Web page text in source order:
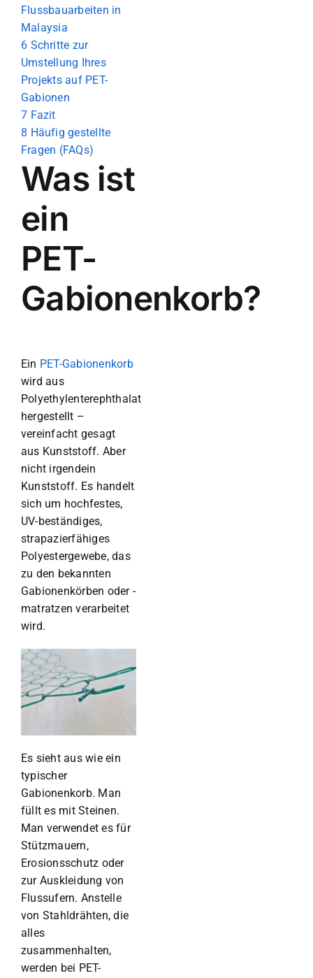
Flussbauarbeiten in
Malaysia
6 Schritte zur
Umstellung Ihres
Projekts auf PET-
Gabionen
7 Fazit
8 Häufig gestellte
Fragen (FAQs)
Was ist
ein
PET-
Gabionenkorb?
Ein PET-Gabionenkorb
wird aus
Polyethylenterephthalat
hergestellt –
vereinfacht gesagt
aus Kunststoff. Aber
nicht irgendein
Kunststoff. Es handelt
sich um hochfestes,
UV-beständiges,
strapazierfähiges
Polyestergewebe, das
zu den bekannten
Gabionenkörben oder -
matratzen verarbeitet
wird.
Es sieht aus wie ein
typischer
Gabionenkorb. Man
füllt es mit Steinen.
Man verwendet es für
Stützmauern,
Erosionsschutz oder
zur Auskleidung von
Flussufern. Anstelle
von Stahldrähten, die
alles
zusammenhalten,
werden bei PET-